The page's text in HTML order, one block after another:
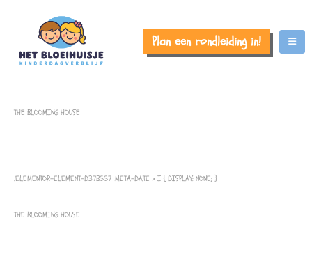
Plan een rondleiding in!
THE BLOOMING HOUSE
.ELEMENTOR-ELEMENT-D37B557 .META-DATE > I { DISPLAY: NONE; }
THE BLOOMING HOUSE